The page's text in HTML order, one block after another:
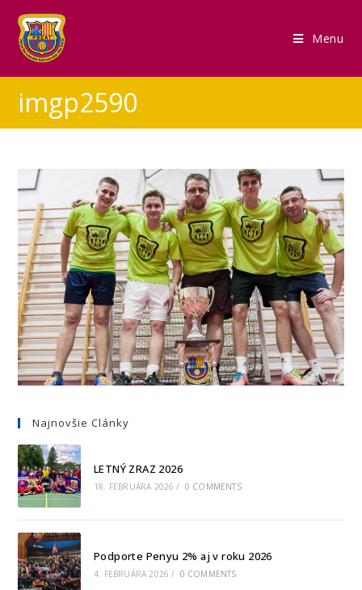
Menu
imgp2590
Najnovšie Clánky
LETNÝ ZRAZ 2026
18. FEBRUÁRA 2026 / 0 COMMENTS
Podporte Penyu 2% aj v roku 2026
4. FEBRUÁRA 2026 / 0 COMMENTS